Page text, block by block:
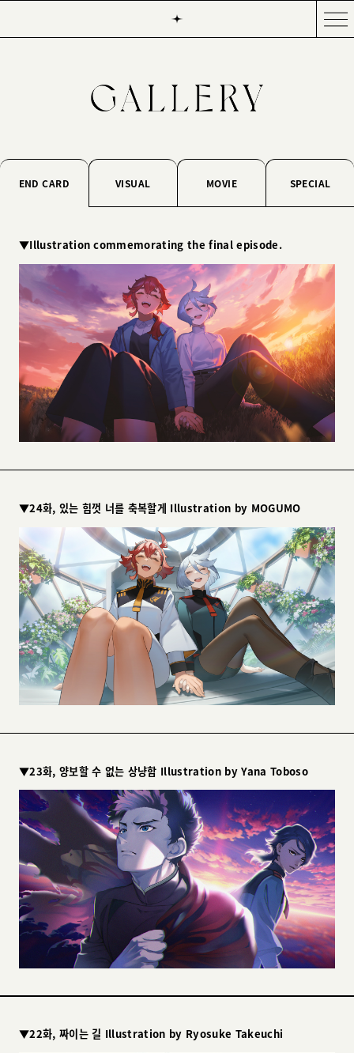
END CARD VISUAL MOVIE SPECIAL
▼Illustration commemorating the final episode.
▼24화, 있는 힘껏 너를 축복할게 Illustration by MOGUMO
▼23화, 양보할 수 없는 상냥함 Illustration by Yana Toboso
▼22화, 짜이는 길 Illustration by Ryosuke Takeuchi